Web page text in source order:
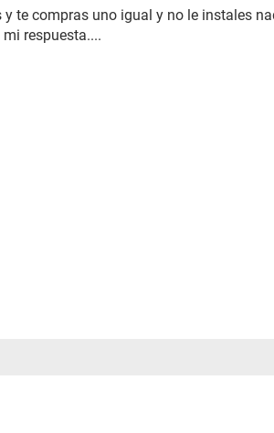
te compras uno igual y no le instales
respuesta....